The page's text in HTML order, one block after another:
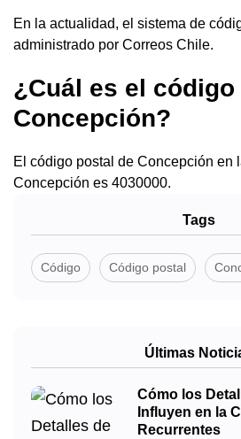
En la actualidad, el sistema de
administrado por Correos Chile.
¿Cuál es el
Concepción?
El código postal de Concepción en
Concepción es 4030000.
Tags
Código Código postal
Últimas
Cómo los
Influyen en la
Recurrentes